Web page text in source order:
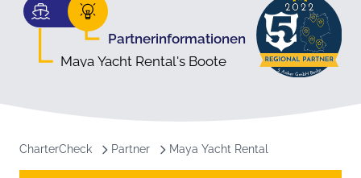
Partnerinformationen
Maya Yacht Rental's Boote
CharterCheck Partner Maya Yacht Rental